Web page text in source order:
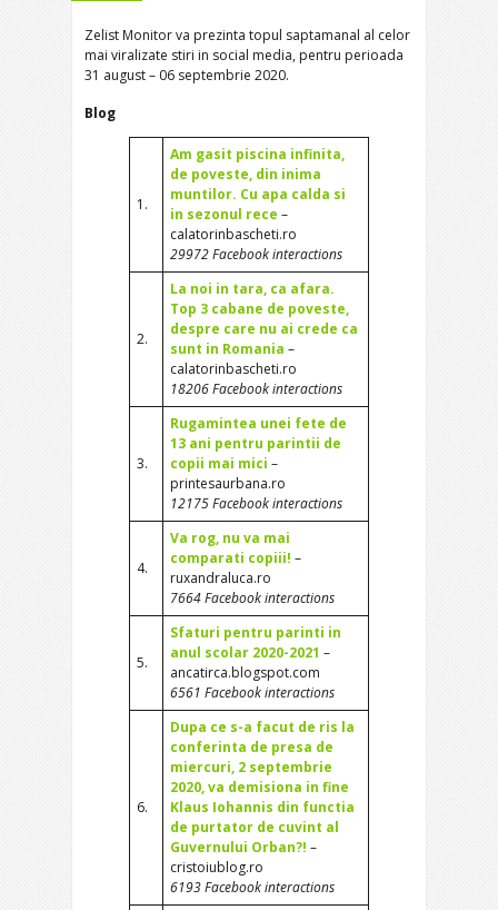
Zelist Monitor va prezinta topul saptamanal al celor
mai viralizate stiri in social media, pentru perioada
31 august – 06 septembrie 2020.
Blog
1.
Am gasit piscina infinita,
de poveste, din inima
muntilor. Cu apa calda si
in sezonul rece –
calatorinbascheti.ro
29972 Facebook interactions
2.
La noi in tara, ca afara.
Top 3 cabane de poveste,
despre care nu ai crede ca
sunt in Romania –
calatorinbascheti.ro
18206 Facebook interactions
3.
Rugamintea unei fete de
13 ani pentru parintii de
copii mai mici –
printesaurbana.ro
12175 Facebook interactions
4.
Va rog, nu va mai
comparati copiii! –
ruxandraluca.ro
7664 Facebook interactions
5.
Sfaturi pentru parinti in
anul scolar 2020-2021 –
ancatirca.blogspot.com
6561 Facebook interactions
6.
Dupa ce s-a facut de ris la
conferinta de presa de
miercuri, 2 septembrie
2020, va demisiona in fine
Klaus Iohannis din functia
de purtator de cuvint al
Guvernului Orban?! –
cristoiublog.ro
6193 Facebook interactions